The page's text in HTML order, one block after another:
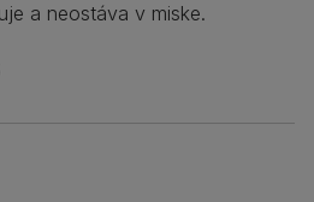
a neostáva v miske.